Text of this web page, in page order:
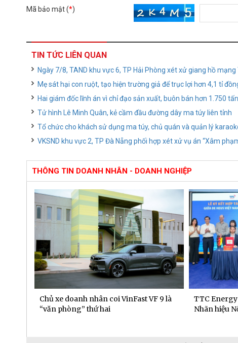
Mã bảo mật (*)
TIN TỨC LIÊN QUAN
Ngày 7/8, TAND khu vực 6, TP Hải Phòng xét xử giang hồ mạng
Mẹ sát hại con ruột, tạo hiện trường giả để trục lợi hơn 4,1 tỉ
Hai giám đốc lĩnh án vì chỉ đạo sản xuất, buôn bán hơn 1.750
Tử hình Lê Minh Quân, kẻ cầm đầu đường dây ma túy liên tỉnh
Tổ chức cho khách sử dụng ma túy, chủ quán và quản lý
VKSND khu vực 2, TP Đà Nẵng phối hợp xét xử vụ án “Xâm
THÔNG TIN DOANH NHÂN - DOANH NGHIỆP
Chủ xe doanh nhân coi VinFast VF 9 là
“văn phòng” thứ hai
TTC
Nhãn hiệu